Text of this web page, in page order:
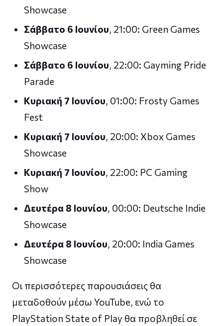
Showcase
Σάββατο 6 Ιουνίου, 21:00: Green Games
Showcase
Σάββατο 6 Ιουνίου, 22:00: Gayming Pride
Parade
Κυριακή 7 Ιουνίου, 01:00: Frosty Games
Fest
Κυριακή 7 Ιουνίου, 20:00: Xbox Games
Showcase
Κυριακή 7 Ιουνίου, 22:00: PC Gaming
Show
Δευτέρα 8 Ιουνίου, 00:00: Deutsche Indie
Showcase
Δευτέρα 8 Ιουνίου, 20:00: India Games
Showcase
Οι περισσότερες παρουσιάσεις θα
μεταδοθούν μέσω YouTube, ενώ το
PlayStation State of Play θα προβληθεί σε